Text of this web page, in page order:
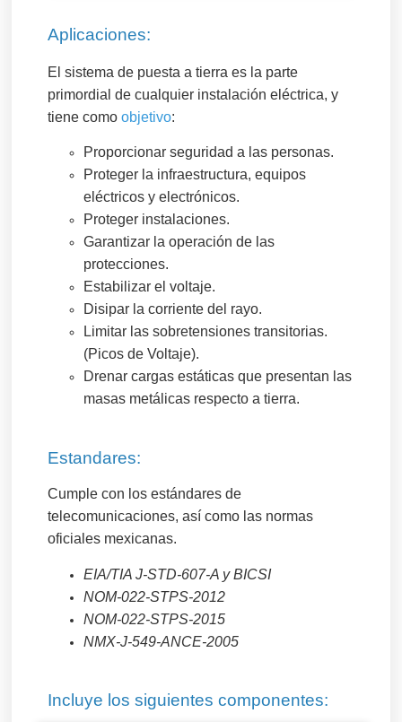
Aplicaciones:
El sistema de puesta a tierra es la parte
primordial de cualquier instalación eléctrica, y
tiene comoobjetivo:
Proporcionar seguridad a las personas.
Proteger la infraestructura, equipos
eléctricos y electrónicos.
Proteger instalaciones.
Garantizar la operación de las
protecciones.
Estabilizar el voltaje.
Disipar la corriente del rayo.
Limitar las sobretensiones transitorias.
(Picos de Voltaje).
Drenar cargas estáticas que presentan las
masas metálicas respecto a tierra.
Estandares:
Cumple con los estándares de
telecomunicaciones, así como las normas
oficiales mexicanas.
EIA/TIA J-STD-607-A y BICSI
NOM-022-STPS-2012
NOM-022-STPS-2015
NMX-J-549-ANCE-2005
Incluye los siguientes componentes: